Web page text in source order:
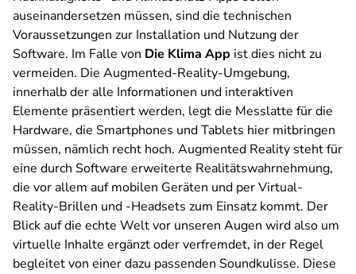
auseinandersetzen müssen, sind die technischen
Voraussetzungen zur Installation und Nutzung der
Software. Im Falle von Die Klima App ist dies nicht zu
vermeiden. Die Augmented-Reality-Umgebung,
innerhalb der alle Informationen und interaktiven
Elemente präsentiert werden, legt die Messlatte für die
Hardware, die Smartphones und Tablets hier mitbringen
müssen, nämlich recht hoch. Augmented Reality steht für
eine durch Software erweiterte Realitätswahrnehmung,
die vor allem auf mobilen Geräten und per Virtual-
Reality-Brillen und -Headsets zum Einsatz kommt. Der
Blick auf die echte Welt vor unseren Augen wird also um
virtuelle Inhalte ergänzt oder verfremdet, in der Regel
begleitet von einer dazu passenden Soundkulisse. Diese